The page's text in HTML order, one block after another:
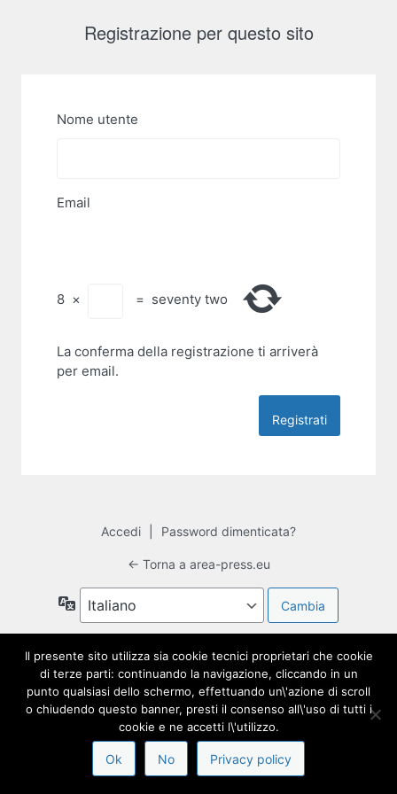
Registrazione per questo sito
Nome utente
Email
8 × = seventy two
La conferma della registrazione ti arriverà
per email.
Accedi Password dimenticata?
← Torna a area-press.eu
Lingua
Il presente sito utilizza sia cookie tecnici proprietari che cookie
di terze parti: continuando la navigazione, cliccando in un
punto qualsiasi dello schermo, effettuando un\'azione di scroll
o chiudendo questo banner, presti il consenso all\'uso di tutti i
cookie e ne accetti l\'utilizzo.
Ok No Privacy policy